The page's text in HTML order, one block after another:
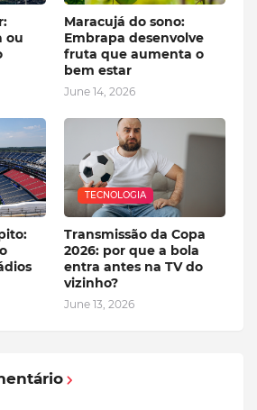
ou
Maracujá do sono:
Embrapa desenvolve
fruta que aumenta o
bem estar
June 14, 2026
TECNOLOGIA
Transmissão da Copa
2026: por que a bola
entra antes na TV do
vizinho?
June 13, 2026